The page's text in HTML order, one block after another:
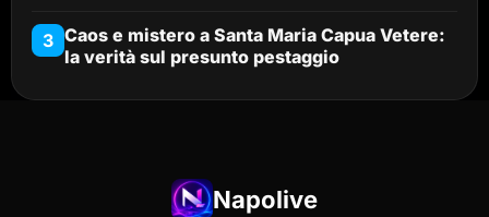
3 Caos e mistero a Santa Maria Capua Vetere:
la verità sul presunto pestaggio
Napolive